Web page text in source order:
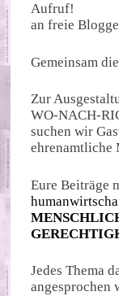
Aufruf!
an freie
Gemeinsam
Zur
WO-NACH-
suchen wir
ehrenamtliche
Eure Beiträge
Jedes Thema
angesprochen